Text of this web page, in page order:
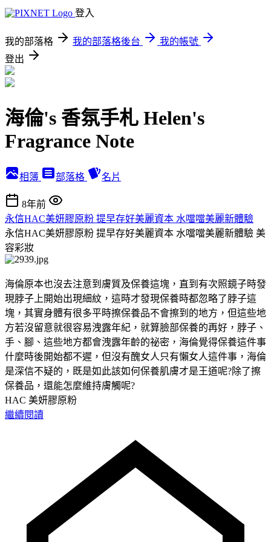
登入
我的部落格 我的部落格後台
我的帳號
登出
海倫's 香氛手札 Helen's
Fragrance Note
相簿 部落格 名片
8年前
永信HAC美妍膠原粉 提早存好美麗資本 水噹噹美麗新體驗
永信HAC美妍膠原粉 提早存好美麗資本 水噹噹美麗新體驗 美
容彩妝
海倫原本也沒去注意到膚質及保養這塊，直到有次照鏡子時發
現脖子上開始出現細紋，這時才發現保養時都忽略了脖子這
塊，其實身體有很多平時擦保養品不會擦到的地方，但這些地
方若沒留意就很容易洩露年紀，就算臉部保養的再好，脖子、
手、腳、這些地方都會洩露年齡的祕密，海倫覺得保養這件事
什麼時後開始都不遲，但沒有醜女人只有懶女人這件事，海倫
是深信不疑的，既是如此該如何保養肌膚才是王道呢?除了擦
保養品，還能怎麼維持膚觸呢?
HAC 美妍膠原粉
繼續閱讀